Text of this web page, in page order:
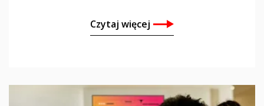
Czytaj więcej